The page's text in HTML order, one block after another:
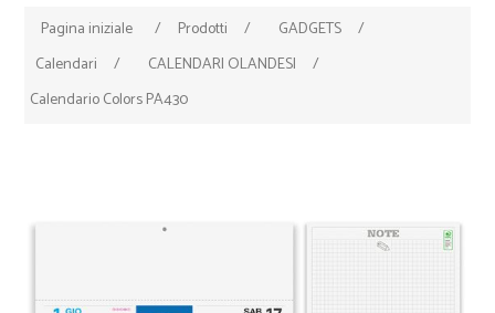
Pagina iniziale / Prodotti / GADGETS
/
Calendari
/ CALENDARI OLANDESI
/
Calendario Colors PA430